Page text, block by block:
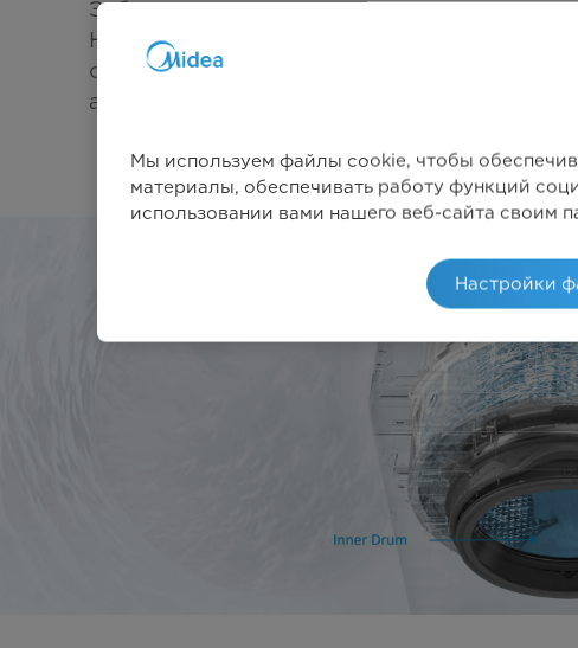
Забота о вашем здоровье и чистоте с
HealthGuard — передовым решением,
объединяющим все программы стирки с
автоматической очисткой и обработкой
Мы используем файлы cookie, чтобы
материалы, обеспечивать работу функций
использовании вами нашего веб-сайта своим
Настройки